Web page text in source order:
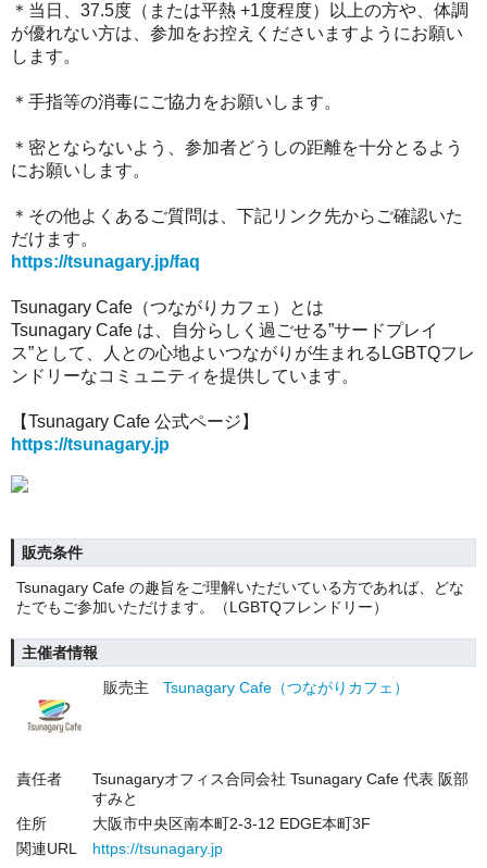
＊当日、37.5度（または平熱 +1度程度）以上の方や、体調
が優れない方は、参加をお控えくださいますようにお願い
します。
＊手指等の消毒にご協力をお願いします。
＊密とならないよう、参加者どうしの距離を十分とるよう
にお願いします。
＊その他よくあるご質問は、下記リンク先からご確認いた
だけます。
https://tsunagary.jp/faq
Tsunagary Cafe（つながりカフェ）とは
Tsunagary Cafe は、自分らしく過ごせる”サードプレイ
ス”として、人との心地よいつながりが生まれるLGBTQフレ
ンドリーなコミュニティを提供しています。
【Tsunagary Cafe 公式ページ】
https://tsunagary.jp
販売条件
Tsunagary Cafe の趣旨をご理解いただいている方であれば、どな
たでもご参加いただけます。（LGBTQフレンドリー）
主催者情報
販売主
Tsunagary Cafe（つながりカフェ）
責任者
Tsunagaryオフィス合同会社 Tsunagary Cafe 代表 阪部
すみと
住所
大阪市中央区南本町2-3-12 EDGE本町3F
関連URL
https://tsunagary.jp